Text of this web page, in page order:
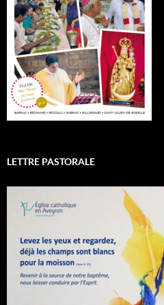
LETTRE PASTORALE